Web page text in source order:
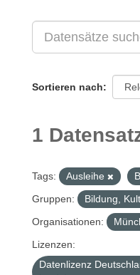
Sortieren nach
1
Tags: Ausleihe
Gruppen:
Bildung,
Organisationen:
Lizenzen:
Datenlizenz